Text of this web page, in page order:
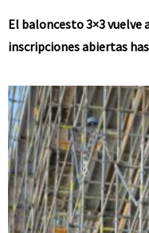
El baloncesto 3×3 vuelve
inscripciones abiertas